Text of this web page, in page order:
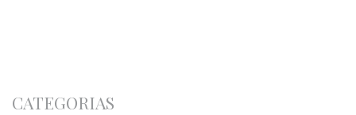
CATEGORIAS